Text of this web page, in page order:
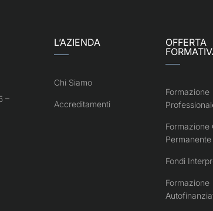
–
L’AZIENDA
Chi Siamo
Accreditamenti
OFFERTA
Formazione
Formazione
Permanente
Fondi
Formazione